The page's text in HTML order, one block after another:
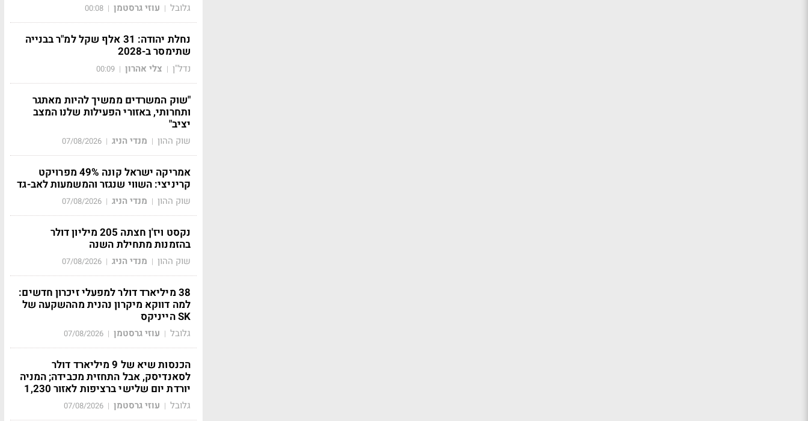
גלובל | עוזי גרסטמן |
00:08
נחלת יהודה: 31 אלף שקל למ"ר בבנייה
שתימסר ב-2028
נדל"ן | צלי אהרון |
00:09
"שוק המשרדים ממשיך להיות מאתגר
ותחרותי, באזורי הפעילות שלנו המצב
יציב"
שוק ההון | מנדי הניג |
07/08/2026
אמריקה ישראל קונה 49% מפרויקט
קריניצי: השווי שנגזר והמשמעות לאב-גד
שוק ההון | מנדי הניג |
07/08/2026
נקסט ויז'ן חצתה 205 מיליון דולר
בהזמנות מתחילת השנה
שוק ההון | מנדי הניג |
07/08/2026
38 מיליארד דולר למפעלי זיכרון חדשים:
למה דווקא מיקרון נהנית מההשקעה של
SK הייניקס
גלובל | עוזי גרסטמן |
07/08/2026
הכנסות שיא של 9 מיליארד דולר
לסאנדיסק, אבל התחזית מכבידה; המניה
יורדת יום שלישי ברציפות לאזור 1,230
גלובל | עוזי גרסטמן |
07/08/2026